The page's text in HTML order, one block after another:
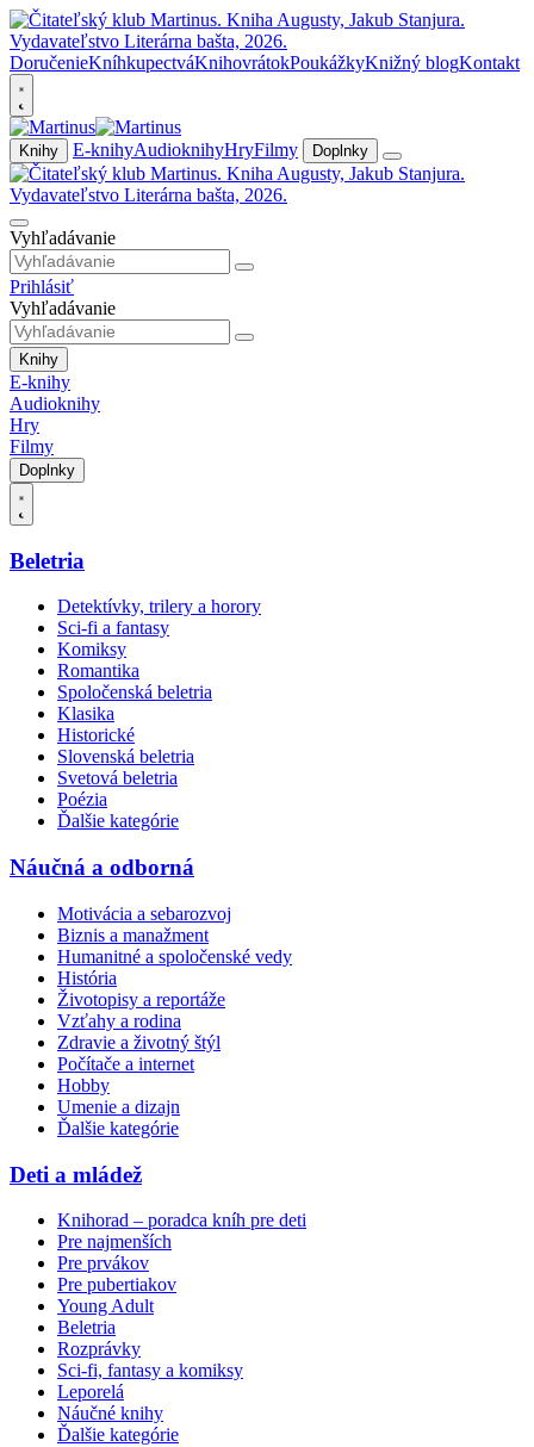
DoručenieKníhkupectváKnihovrátokPoukážkyKnižný blogKontakt
Knihy E-knihyAudioknihyHryFilmy Doplnky
Vyhľadávanie
Prihlásiť
Vyhľadávanie
Knihy
E-knihy
Audioknihy
Hry
Filmy
Doplnky
Beletria
Detektívky, trilery a horory
Sci-fi a fantasy
Komiksy
Romantika
Spoločenská beletria
Klasika
Historické
Slovenská beletria
Svetová beletria
Poézia
Ďalšie kategórie
Náučná a odborná
Motivácia a sebarozvoj
Biznis a manažment
Humanitné a spoločenské vedy
História
Životopisy a reportáže
Vzťahy a rodina
Zdravie a životný štýl
Počítače a internet
Hobby
Umenie a dizajn
Ďalšie kategórie
Deti a mládež
Knihorad – poradca kníh pre deti
Pre najmenších
Pre prvákov
Pre pubertiakov
Young Adult
Beletria
Rozprávky
Sci-fi, fantasy a komiksy
Leporelá
Náučné knihy
Ďalšie kategórie